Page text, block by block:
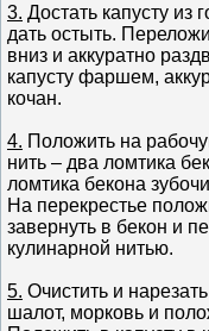
3. Достать капусту из
дать остыть.
вниз и аккуратно
капусту фаршем,
кочан.
4. Положить на
нить – два ломтика
ломтика бекона
На перекрестье
завернуть в бекон и
кулинарной нитью.
5. Очистить и
шалот, морковь и